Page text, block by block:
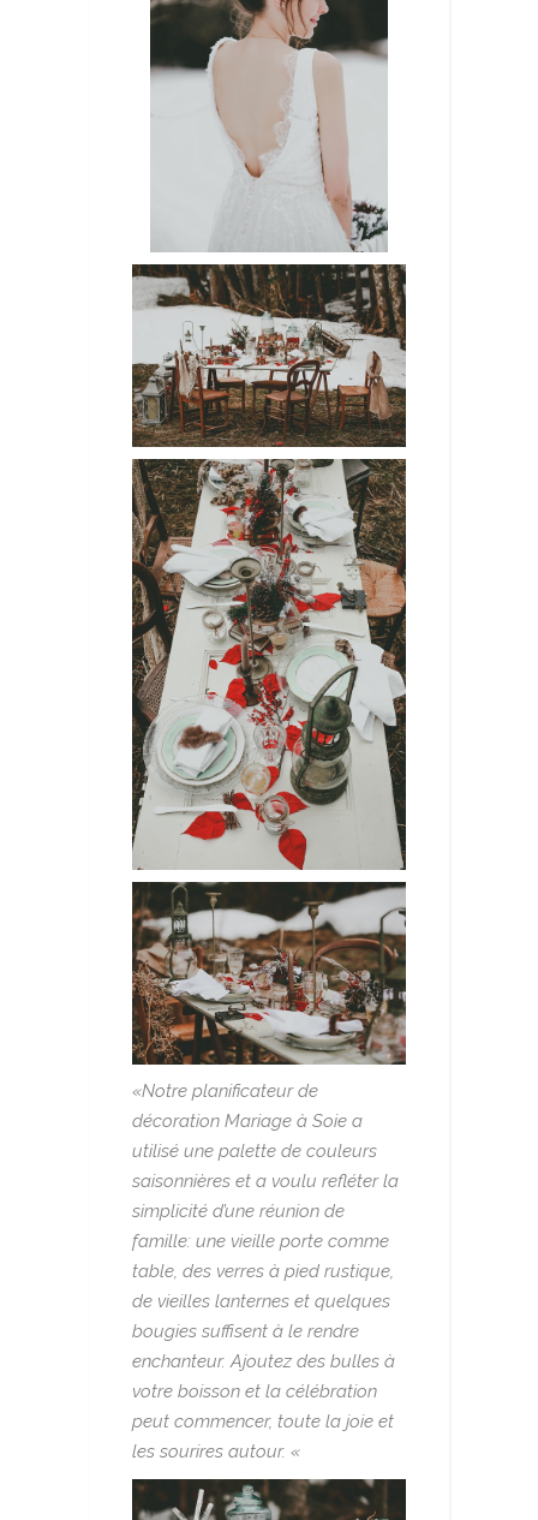
«Notre planificateur de
décoration Mariage à Soie a
utilisé une palette de couleurs
saisonnières et a voulu refléter la
simplicité d’une réunion de
famille: une vieille porte comme
table, des verres à pied rustique,
de vieilles lanternes et quelques
bougies suffisent à le rendre
enchanteur. Ajoutez des bulles à
votre boisson et la célébration
peut commencer, toute la joie et
les sourires autour. «